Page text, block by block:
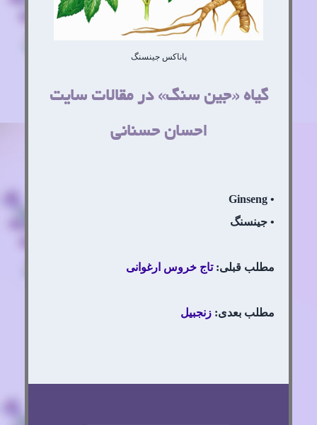
پاناکس جینسنگ
گیاه «جین سنگ» در مقالات سایت
احسان حسنانی
• Ginseng
• جینسنگ
مطلب قبلی: تاج خروس ارغوانی
مطلب بعدی: زنجبیل